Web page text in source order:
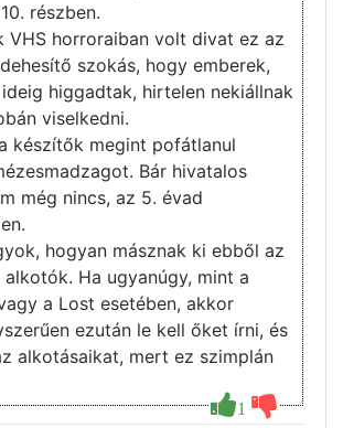
1
részben.
VHS horroraiban volt divat ez az
szokás, hogy emberek,
higgadtak, hirtelen nekiállnak
viselkedni.
készítők megint pofátlanul
Bár hivatalos
még nincs, az 5. évad
hogyan másznak ki ebből az
Ha ugyanúgy, mint a
a Lost esetében, akkor
ezután le kell őket írni, és
alkotásaikat, mert ez szimplán